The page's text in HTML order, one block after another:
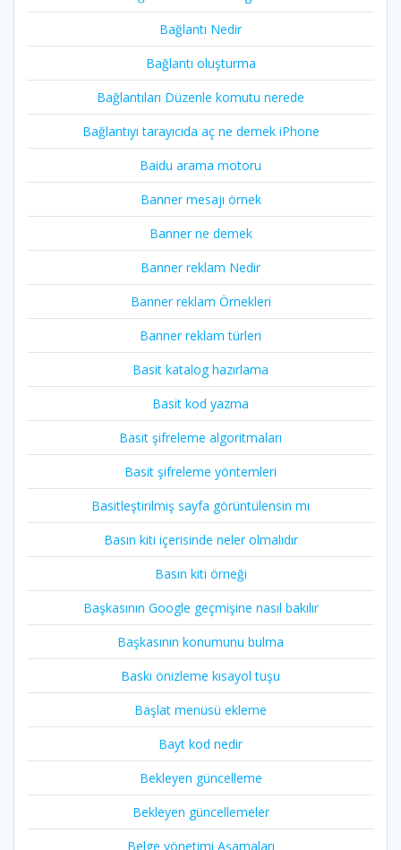
Bağlantı Nedir
Bağlantı oluşturma
Bağlantıları Düzenle komutu nerede
Bağlantıyı tarayıcıda aç ne demek iPhone
Baidu arama motoru
Banner mesajı örnek
Banner ne demek
Banner reklam Nedir
Banner reklam Örnekleri
Banner reklam türleri
Basit katalog hazırlama
Basit kod yazma
Basit şifreleme algoritmaları
Basit şifreleme yöntemleri
Basitleştirilmiş sayfa görüntülensin mı
Basın kiti içerisinde neler olmalıdır
Basın kiti örneği
Başkasının Google geçmişine nasıl bakılır
Başkasının konumunu bulma
Baskı önizleme kısayol tuşu
Başlat menüsü ekleme
Bayt kod nedir
Bekleyen güncelleme
Bekleyen güncellemeler
Belge yönetimi Aşamaları